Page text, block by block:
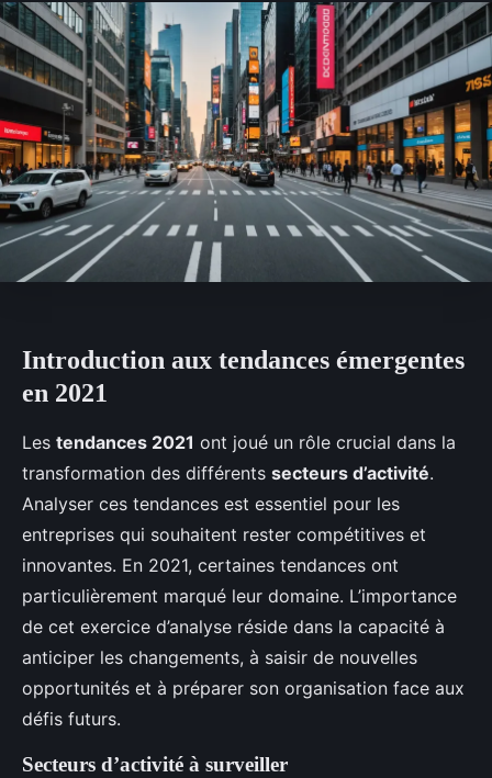
Introduction aux tendances émergentes
en 2021
Les tendances 2021 ont joué un rôle crucial dans la
transformation des différents secteurs d’activité.
Analyser ces tendances est essentiel pour les
entreprises qui souhaitent rester compétitives et
innovantes. En 2021, certaines tendances ont
particulièrement marqué leur domaine. L’importance
de cet exercice d’analyse réside dans la capacité à
anticiper les changements, à saisir de nouvelles
opportunités et à préparer son organisation face aux
défis futurs.
Secteurs d’activité à surveiller